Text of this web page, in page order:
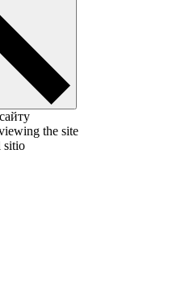
the site
sitio